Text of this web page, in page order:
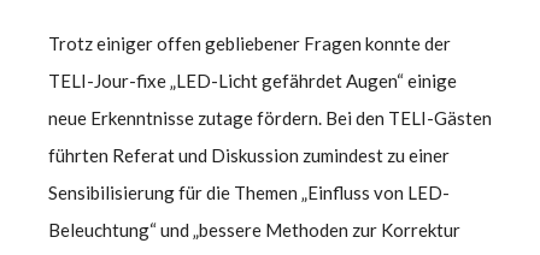
Trotz einiger offen gebliebener Fragen konnte der
TELI-Jour-fixe „LED-Licht gefährdet Augen“ einige
neue Erkenntnisse zutage fördern. Bei den TELI-Gästen
führten Referat und Diskussion zumindest zu einer
Sensibilisierung für die Themen „Einfluss von LED-
Beleuchtung“ und „bessere Methoden zur Korrektur